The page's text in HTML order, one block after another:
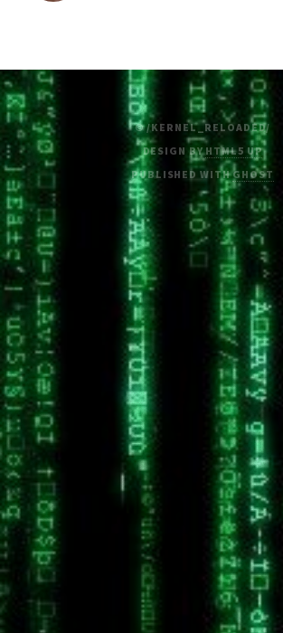
© /KERNEL_RELOADED/
DESIGN BYHTML5 UP
PUBLISHED WITHGHOST